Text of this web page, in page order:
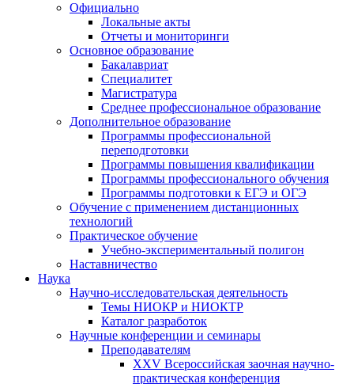
Официально
Локальные акты
Отчеты и мониторинги
Основное образование
Бакалавриат
Специалитет
Магистратура
Среднее профессиональное образование
Дополнительное образование
Программы профессиональной
переподготовки
Программы повышения квалификации
Программы профессионального обучения
Программы подготовки к ЕГЭ и ОГЭ
Обучение с применением дистанционных
технологий
Практическое обучение
Учебно-экспериментальный полигон
Наставничество
Наука
Научно-исследовательская деятельность
Темы НИОКР и НИОКТР
Каталог разработок
Научные конференции и семинары
Преподавателям
XXV Всероссийская заочная научно-
практическая конференция